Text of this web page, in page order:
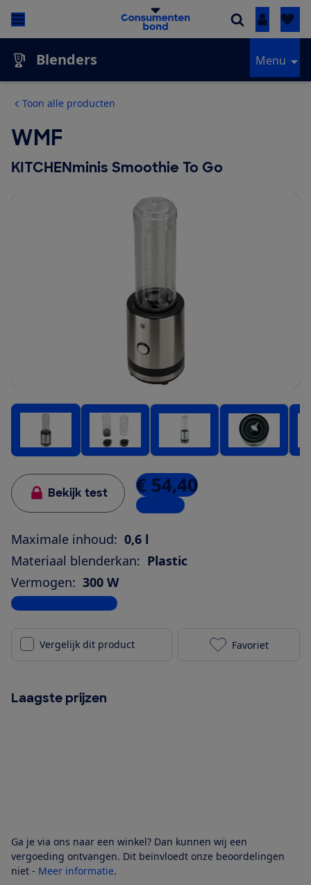
Inloggen
Blenders Menu
Toon alle producten
WMF
KITCHENminis Smoothie To Go
Bekijk test € 54,40
3 winkels
Maximale inhoud: 0,6 l
Materiaal blenderkan: Plastic
Vermogen: 300 W
Bekijk alle specificaties
Vergelijk dit product WMF
Favoriet
Laagste prijzen
Ga je via ons naar een winkel? Dan kunnen wij een
vergoeding ontvangen. Dit beïnvloedt onze beoordelingen
niet - Meer informatie.